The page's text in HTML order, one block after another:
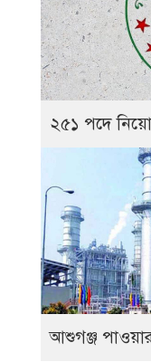
২৫১ পদে
আশুগঞ্জ